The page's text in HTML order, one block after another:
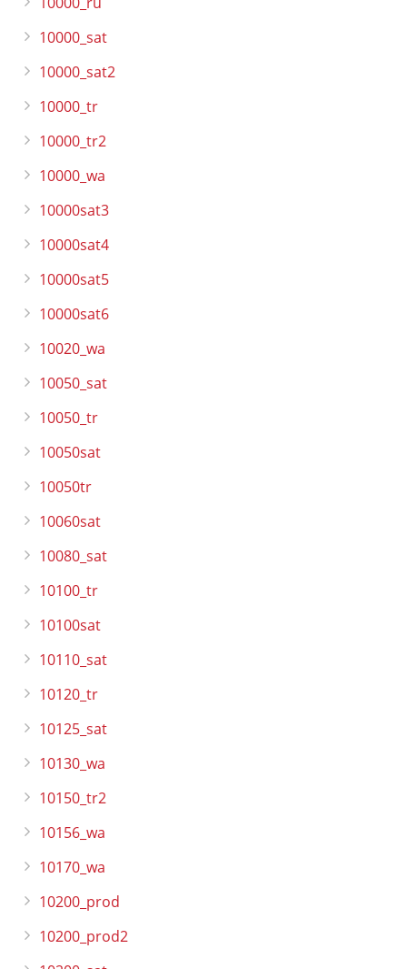
10000_sat
10000_sat2
10000_tr
10000_tr2
10000_wa
10000sat3
10000sat4
10000sat5
10000sat6
10020_wa
10050_sat
10050_tr
10050sat
10050tr
10060sat
10080_sat
10100_tr
10100sat
10110_sat
10120_tr
10125_sat
10130_wa
10150_tr2
10156_wa
10170_wa
10200_prod
10200_prod2